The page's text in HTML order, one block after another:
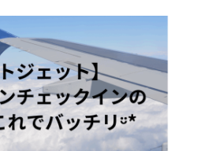
が
お
す
す
め
け
の
宝
物
連
れ
ソ
ウ
ル】
福